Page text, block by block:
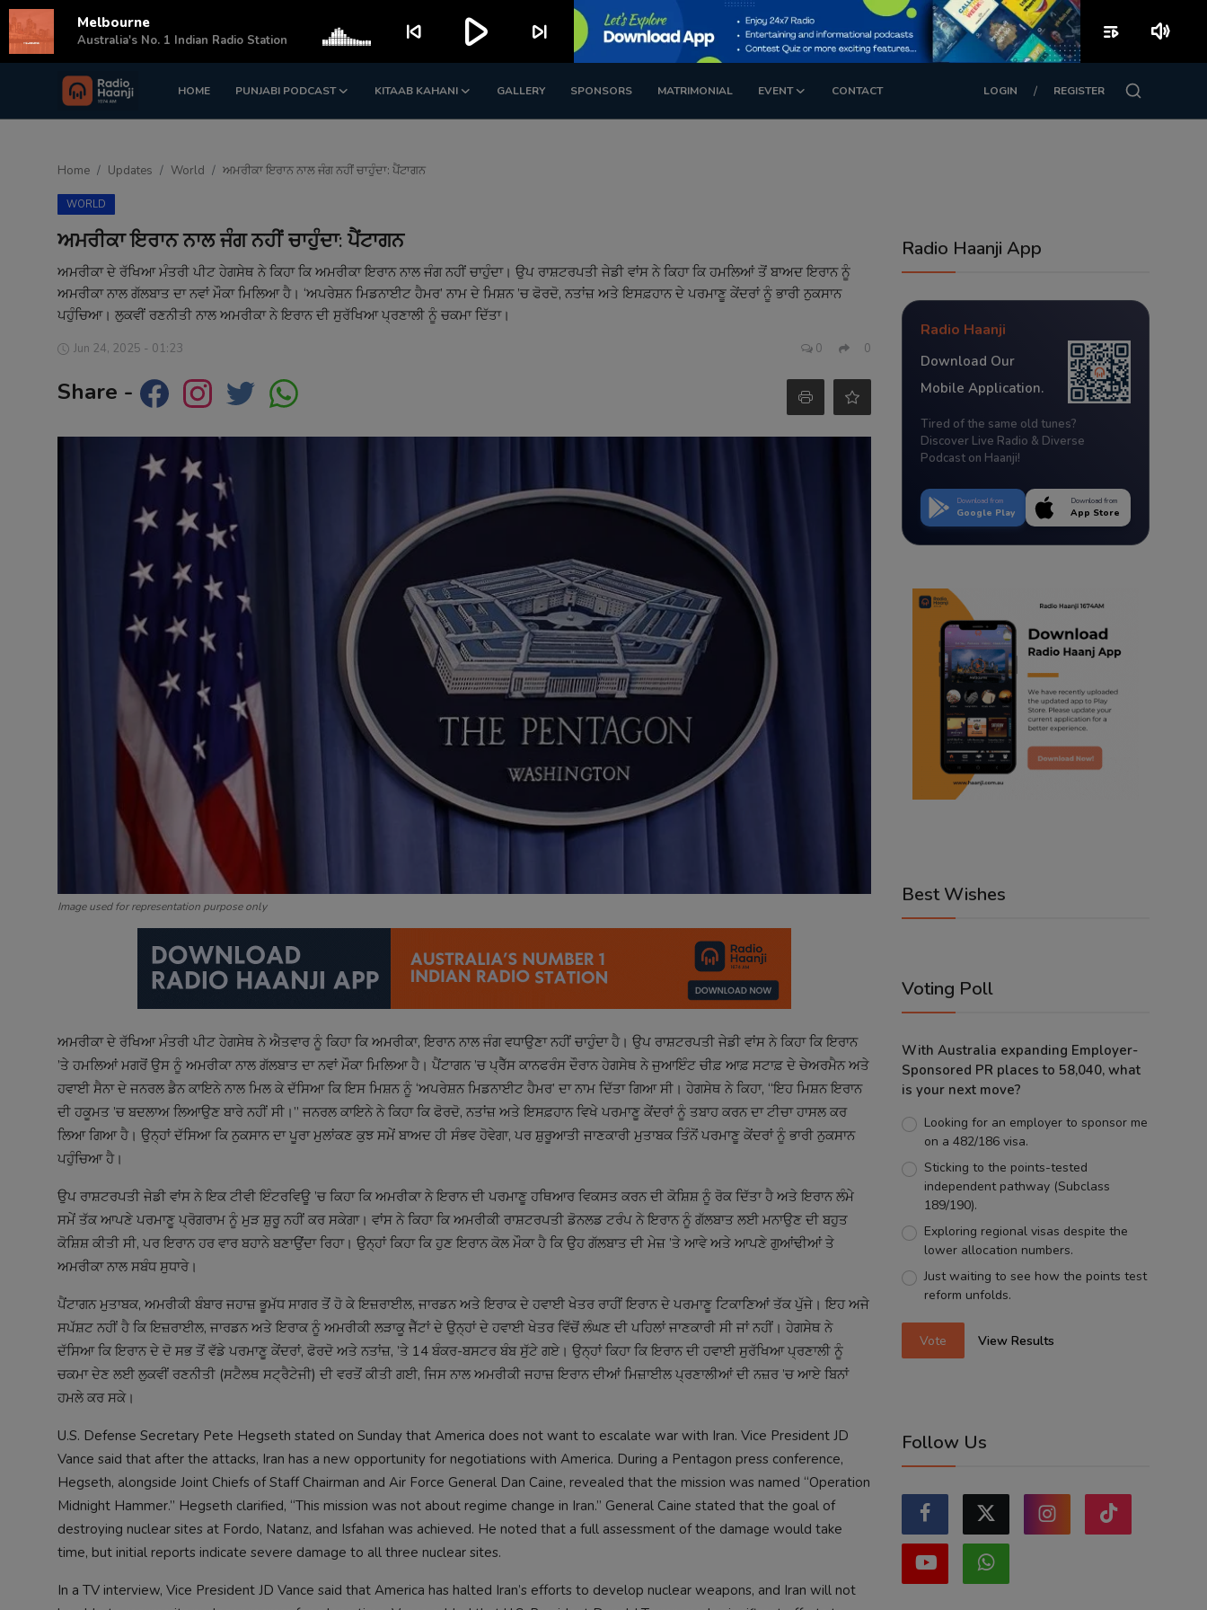
HOME PUNJABI PODCAST KITAAB KAHANI GALLERY SPONSORS MATRIMONIAL EVENT CONTACT LOGIN / REGISTER
Login Register
Punjabi Podcast
Kitaab Kahani
Sponsors
Matrimonial
Home Updates World ਅਮਰੀਕਾ ਇਰਾਨ ਨਾਲ ਜੰਗ ਨਹੀਂ ਚਾਹੁੰਦਾ: ਪੈਂਟਾਗਨ
WORLD
ਅਮਰੀਕਾ ਇਰਾਨ ਨਾਲ ਜੰਗ ਨਹੀਂ ਚਾਹੁੰਦਾ: ਪੈਂਟਾਗਨ
ਅਮਰੀਕਾ ਦੇ ਰੱਖਿਆ ਮੰਤਰੀ ਪੀਟ ਹੇਗਸੇਥ ਨੇ ਕਿਹਾ ਕਿ ਅਮਰੀਕਾ ਇਰਾਨ ਨਾਲ ਜੰਗ ਨਹੀਂ ਚਾਹੁੰਦਾ। ਉਪ ਰਾਸ਼ਟਰਪਤੀ ਜੇਡੀ ਵਾਂਸ ਨੇ ਕਿਹਾ ਕਿ ਹਮਲਿਆਂ ਤੋਂ ਬਾਅਦ ਇਰਾਨ ਨੂੰ
ਅਮਰੀਕਾ ਨਾਲ ਗੱਲਬਾਤ ਦਾ ਨਵਾਂ ਮੌਕਾ ਮਿਲਿਆ ਹੈ। ‘ਅਪਰੇਸ਼ਨ ਮਿਡਨਾਈਟ ਹੈਮਰ’ ਨਾਮ ਦੇ ਮਿਸ਼ਨ ’ਚ ਫੋਰਦੋ, ਨਤਾਂਜ਼ ਅਤੇ ਇਸਫ਼ਹਾਨ ਦੇ ਪਰਮਾਣੂ ਕੇਂਦਰਾਂ ਨੂੰ ਭਾਰੀ ਨੁਕਸਾਨ
ਪਹੁੰਚਿਆ। ਲੁਕਵੀਂ ਰਣਨੀਤੀ ਨਾਲ ਅਮਰੀਕਾ ਨੇ ਇਰਾਨ ਦੀ ਸੁਰੱਖਿਆ ਪ੍ਰਣਾਲੀ ਨੂੰ ਚਕਮਾ ਦਿੱਤਾ।
Jun 24, 2025 - 01:23 0 0
Share -
Image used for representation purpose only
ਅਮਰੀਕਾ ਦੇ ਰੱਖਿਆ ਮੰਤਰੀ ਪੀਟ ਹੇਗਸੇਥ ਨੇ ਐਤਵਾਰ ਨੂੰ ਕਿਹਾ ਕਿ ਅਮਰੀਕਾ, ਇਰਾਨ ਨਾਲ ਜੰਗ ਵਧਾਉਣਾ ਨਹੀਂ ਚਾਹੁੰਦਾ ਹੈ। ਉਪ ਰਾਸ਼ਟਰਪਤੀ ਜੇਡੀ ਵਾਂਸ ਨੇ ਕਿਹਾ ਕਿ ਇਰਾਨ
’ਤੇ ਹਮਲਿਆਂ ਮਗਰੋਂ ਉਸ ਨੂੰ ਅਮਰੀਕਾ ਨਾਲ ਗੱਲਬਾਤ ਦਾ ਨਵਾਂ ਮੌਕਾ ਮਿਲਿਆ ਹੈ। ਪੈਂਟਾਗਨ ’ਚ ਪ੍ਰੈੱਸ ਕਾਨਫਰੰਸ ਦੌਰਾਨ ਹੇਗਸੇਥ ਨੇ ਜੁਆਇੰਟ ਚੀਫ਼ ਆਫ਼ ਸਟਾਫ਼ ਦੇ ਚੇਅਰਮੈਨ ਅਤੇ
ਹਵਾਈ ਸੈਨਾ ਦੇ ਜਨਰਲ ਡੈਨ ਕਾਇਨੇ ਨਾਲ ਮਿਲ ਕੇ ਦੱਸਿਆ ਕਿ ਇਸ ਮਿਸ਼ਨ ਨੂੰ ‘ਅਪਰੇਸ਼ਨ ਮਿਡਨਾਈਟ ਹੈਮਰ’ ਦਾ ਨਾਮ ਦਿੱਤਾ ਗਿਆ ਸੀ। ਹੇਗਸੇਥ ਨੇ ਕਿਹਾ, ‘‘ਇਹ ਮਿਸ਼ਨ ਇਰਾਨ
ਦੀ ਹਕੂਮਤ ’ਚ ਬਦਲਾਅ ਲਿਆਉਣ ਬਾਰੇ ਨਹੀਂ ਸੀ।’’ ਜਨਰਲ ਕਾਇਨੇ ਨੇ ਕਿਹਾ ਕਿ ਫੋਰਦੋ, ਨਤਾਂਜ਼ ਅਤੇ ਇਸਫ਼ਹਾਨ ਵਿਖੇ ਪਰਮਾਣੂ ਕੇਂਦਰਾਂ ਨੂੰ ਤਬਾਹ ਕਰਨ ਦਾ ਟੀਚਾ ਹਾਸਲ ਕਰ
ਲਿਆ ਗਿਆ ਹੈ। ਉਨ੍ਹਾਂ ਦੱਸਿਆ ਕਿ ਨੁਕਸਾਨ ਦਾ ਪੂਰਾ ਮੁਲਾਂਕਣ ਕੁਝ ਸਮੇਂ ਬਾਅਦ ਹੀ ਸੰਭਵ ਹੋਵੇਗਾ, ਪਰ ਸ਼ੁਰੂਆਤੀ ਜਾਣਕਾਰੀ ਮੁਤਾਬਕ ਤਿੰਨੋਂ ਪਰਮਾਣੂ ਕੇਂਦਰਾਂ ਨੂੰ ਭਾਰੀ ਨੁਕਸਾਨ
ਪਹੁੰਚਿਆ ਹੈ।
ਉਪ ਰਾਸ਼ਟਰਪਤੀ ਜੇਡੀ ਵਾਂਸ ਨੇ ਇਕ ਟੀਵੀ ਇੰਟਰਵਿਊ ’ਚ ਕਿਹਾ ਕਿ ਅਮਰੀਕਾ ਨੇ ਇਰਾਨ ਦੀ ਪਰਮਾਣੂ ਹਥਿਆਰ ਵਿਕਸਤ ਕਰਨ ਦੀ ਕੋਸ਼ਿਸ਼ ਨੂੰ ਰੋਕ ਦਿੱਤਾ ਹੈ ਅਤੇ ਇਰਾਨ ਲੰਮੇ
ਸਮੇਂ ਤੱਕ ਆਪਣੇ ਪਰਮਾਣੂ ਪ੍ਰੋਗਰਾਮ ਨੂੰ ਮੁੜ ਸ਼ੁਰੂ ਨਹੀਂ ਕਰ ਸਕੇਗਾ। ਵਾਂਸ ਨੇ ਕਿਹਾ ਕਿ ਅਮਰੀਕੀ ਰਾਸ਼ਟਰਪਤੀ ਡੋਨਲਡ ਟਰੰਪ ਨੇ ਇਰਾਨ ਨੂੰ ਗੱਲਬਾਤ ਲਈ ਮਨਾਉਣ ਦੀ ਬਹੁਤ
ਕੋਸ਼ਿਸ਼ ਕੀਤੀ ਸੀ, ਪਰ ਇਰਾਨ ਹਰ ਵਾਰ ਬਹਾਨੇ ਬਣਾਉਂਦਾ ਰਿਹਾ। ਉਨ੍ਹਾਂ ਕਿਹਾ ਕਿ ਹੁਣ ਇਰਾਨ ਕੋਲ ਮੌਕਾ ਹੈ ਕਿ ਉਹ ਗੱਲਬਾਤ ਦੀ ਮੇਜ਼ ’ਤੇ ਆਵੇ ਅਤੇ ਆਪਣੇ ਗੁਆਂਢੀਆਂ ਤੇ
ਅਮਰੀਕਾ ਨਾਲ ਸਬੰਧ ਸੁਧਾਰੇ।
ਪੈਂਟਾਗਨ ਮੁਤਾਬਕ, ਅਮਰੀਕੀ ਬੰਬਾਰ ਜਹਾਜ਼ ਭੂਮੱਧ ਸਾਗਰ ਤੋਂ ਹੋ ਕੇ ਇਜ਼ਰਾਈਲ, ਜਾਰਡਨ ਅਤੇ ਇਰਾਕ ਦੇ ਹਵਾਈ ਖੇਤਰ ਰਾਹੀਂ ਇਰਾਨ ਦੇ ਪਰਮਾਣੂ ਟਿਕਾਣਿਆਂ ਤੱਕ ਪੁੱਜੇ। ਇਹ ਅਜੇ
ਸਪੱਸ਼ਟ ਨਹੀਂ ਹੈ ਕਿ ਇਜ਼ਰਾਈਲ, ਜਾਰਡਨ ਅਤੇ ਇਰਾਕ ਨੂੰ ਅਮਰੀਕੀ ਲੜਾਕੂ ਜੈੱਟਾਂ ਦੇ ਉਨ੍ਹਾਂ ਦੇ ਹਵਾਈ ਖੇਤਰ ਵਿੱਚੋਂ ਲੰਘਣ ਦੀ ਪਹਿਲਾਂ ਜਾਣਕਾਰੀ ਸੀ ਜਾਂ ਨਹੀਂ। ਹੇਗਸੇਥ ਨੇ
ਦੱਸਿਆ ਕਿ ਇਰਾਨ ਦੇ ਦੋ ਸਭ ਤੋਂ ਵੱਡੇ ਪਰਮਾਣੂ ਕੇਂਦਰਾਂ, ਫੋਰਦੋ ਅਤੇ ਨਤਾਂਜ਼, ’ਤੇ 14 ਬੰਕਰ-ਬਸਟਰ ਬੰਬ ਸੁੱਟੇ ਗਏ। ਉਨ੍ਹਾਂ ਕਿਹਾ ਕਿ ਇਰਾਨ ਦੀ ਹਵਾਈ ਸੁਰੱਖਿਆ ਪ੍ਰਣਾਲੀ ਨੂੰ
ਚਕਮਾ ਦੇਣ ਲਈ ਲੁਕਵੀਂ ਰਣਨੀਤੀ (ਸਟੈਲਥ ਸਟ੍ਰੈਟੇਜੀ) ਦੀ ਵਰਤੋਂ ਕੀਤੀ ਗਈ, ਜਿਸ ਨਾਲ ਅਮਰੀਕੀ ਜਹਾਜ਼ ਇਰਾਨ ਦੀਆਂ ਮਿਜ਼ਾਈਲ ਪ੍ਰਣਾਲੀਆਂ ਦੀ ਨਜ਼ਰ ’ਚ ਆਏ ਬਿਨਾਂ
ਹਮਲੇ ਕਰ ਸਕੇ।
U.S. Defense Secretary Pete Hegseth stated on Sunday that America does not want to escalate war with Iran. Vice President JD
Vance said that after the attacks, Iran has a new opportunity for negotiations with America. During a Pentagon press conference,
Hegseth, alongside Joint Chiefs of Staff Chairman and Air Force General Dan Caine, revealed that the mission was named “Operation
Midnight Hammer.” Hegseth clarified, “This mission was not about regime change in Iran.” General Caine stated that the goal of
destroying nuclear sites at Fordo, Natanz, and Isfahan was achieved. He noted that a full assessment of the damage would take
time, but initial reports indicate severe damage to all three nuclear sites.
In a TV interview, Vice President JD Vance said that America has halted Iran’s efforts to develop nuclear weapons, and Iran will not
Radio Haanji App
Radio Haanji
Download Our
Mobile Application.
Tired of the same old tunes?
Discover Live Radio & Diverse
Podcast on Haanji!
Download from
Google Play
Download from
App Store
Best Wishes
Voting Poll
With Australia expanding Employer-
Sponsored PR places to 58,040, what
is your next move?
Looking for an employer to sponsor me
on a 482/186 visa.
Sticking to the points-tested
independent pathway (Subclass
189/190).
Exploring regional visas despite the
lower allocation numbers.
Just waiting to see how the points test
reform unfolds.
Vote View Results
Follow Us
Melbourne
Australia's No. 1 Indian Radio Station skip_previous play_arrow skip_next playlist_play volume_up